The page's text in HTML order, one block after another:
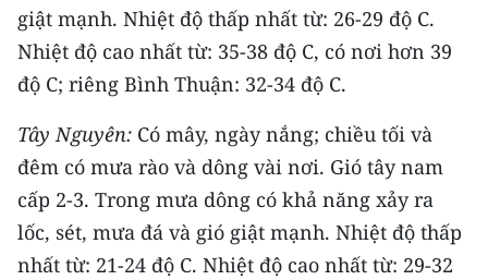
ESPAÑOL
한국어
giật mạnh. Nhiệt độ thấp nhất từ: 26-29 độ C.
Nhiệt độ cao nhất từ: 35-38 độ C, có nơi hơn 39
độ C; riêng Bình Thuận: 32-34 độ C.
Tây Nguyên: Có mây, ngày nắng; chiều tối và
đêm có mưa rào và dông vài nơi. Gió tây nam
cấp 2-3. Trong mưa dông có khả năng xảy ra
lốc, sét, mưa đá và gió giật mạnh. Nhiệt độ thấp
nhất từ: 21-24 độ C. Nhiệt độ cao nhất từ: 29-32